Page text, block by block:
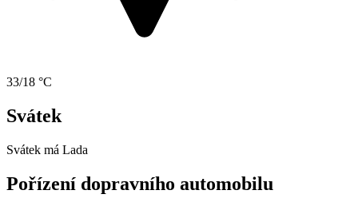
33/18 °C
Svátek
Svátek má Lada
Pořízení dopravního automobilu